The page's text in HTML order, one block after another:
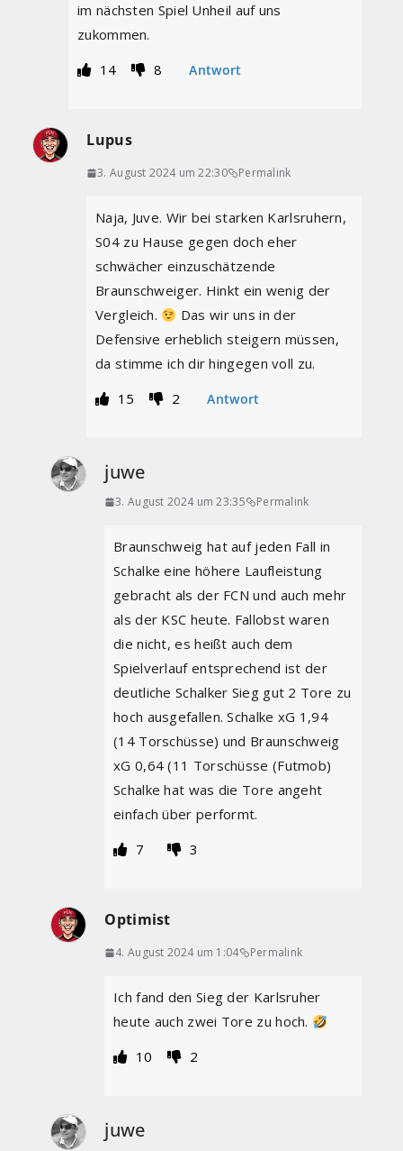
im nächsten Spiel Unheil auf uns
zukommen.
14
8 Antwort
Lupus
3. August 2024 um 22:30 Permalink
Naja, Juve. Wir bei starken Karlsruhern,
S04 zu Hause gegen doch eher
schwächer einzuschätzende
Braunschweiger. Hinkt ein wenig der
Vergleich.
Das wir uns in der
Defensive erheblich steigern müssen,
da stimme ich dir hingegen voll zu.
15
2 Antwort
juwe
3. August 2024 um 23:35 Permalink
Braunschweig hat auf jeden Fall in
Schalke eine höhere Laufleistung
gebracht als der FCN und auch mehr
als der KSC heute. Fallobst waren
die nicht, es heißt auch dem
Spielverlauf entsprechend ist der
deutliche Schalker Sieg gut 2 Tore zu
hoch ausgefallen. Schalke xG 1,94
(14 Torschüsse) und Braunschweig
xG 0,64 (11 Torschüsse (Futmob)
Schalke hat was die Tore angeht
einfach über performt.
7
3
Optimist
4. August 2024 um 1:04 Permalink
Ich fand den Sieg der Karlsruher
heute auch zwei Tore zu hoch.
10
2
juwe